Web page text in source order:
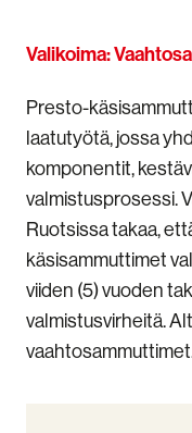
Valikoima:
Presto-
laatutyötä, jossa
komponentit,
valmistusprosessi.
Ruotsissa takaa,
käsisammuttimet
viiden (5) vuoden
valmistusvirheitä.